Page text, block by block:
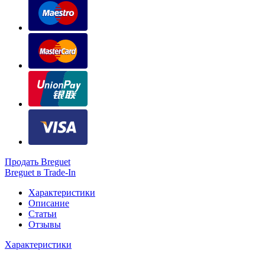
Продать Breguet
Breguet в Trade-In
Характеристики
Описание
Статьи
Отзывы
Характеристики